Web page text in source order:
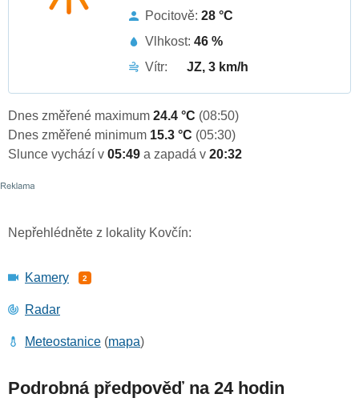
Pocitově: 28 °C
Vlhkost: 46 %
Vítr:
JZ, 3 km/h
Dnes změřené maximum 24.4 °C (08:50)
Dnes změřené minimum 15.3 °C (05:30)
Slunce vychází v 05:49 a zapadá v 20:32
Nepřehlédněte z lokality Kovčín:
Kamery 2
Radar
Meteostanice (mapa)
Podrobná předpověď na 24 hodin